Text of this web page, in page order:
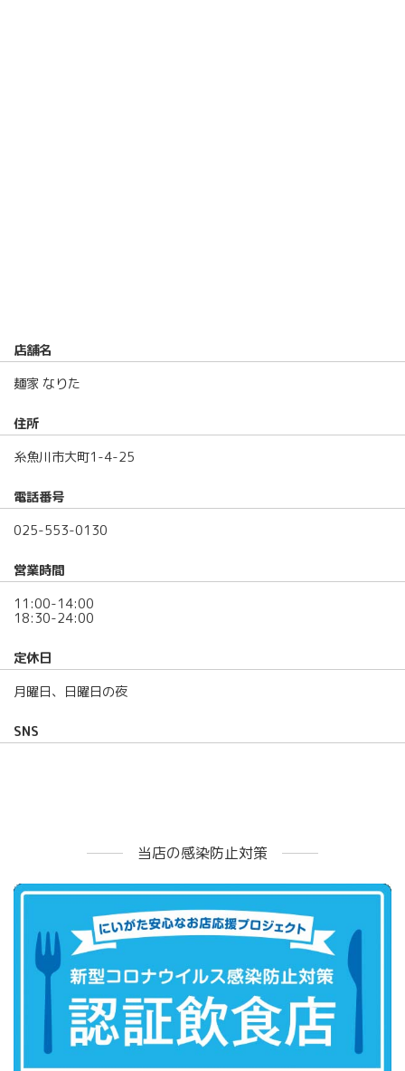
店舗名
麺家 なりた
住所
糸魚川市大町1-4-25
電話番号
025-553-0130
営業時間
11:00-14:00
18:30-24:00
定休日
月曜日、日曜日の夜
SNS
当店の感染防止対策